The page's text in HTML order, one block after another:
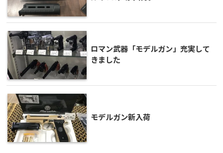
ロマン武器「モデルガン」充実して
きました
モデルガン新入荷